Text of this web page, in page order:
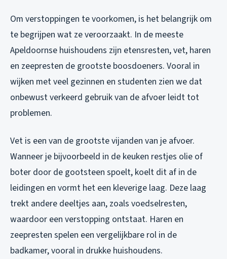
Om verstoppingen te voorkomen, is het belangrijk om
te begrijpen wat ze veroorzaakt. In de meeste
Apeldoornse huishoudens zijn etensresten, vet, haren
en zeepresten de grootste boosdoeners. Vooral in
wijken met veel gezinnen en studenten zien we dat
onbewust verkeerd gebruik van de afvoer leidt tot
problemen.
Vet is een van de grootste vijanden van je afvoer.
Wanneer je bijvoorbeeld in de keuken restjes olie of
boter door de gootsteen spoelt, koelt dit af in de
leidingen en vormt het een kleverige laag. Deze laag
trekt andere deeltjes aan, zoals voedselresten,
waardoor een verstopping ontstaat. Haren en
zeepresten spelen een vergelijkbare rol in de
badkamer, vooral in drukke huishoudens.